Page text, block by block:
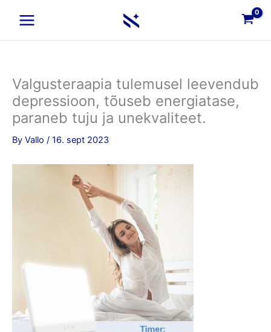
Valgusteraapia tulemusel leevendub
depressioon, tõuseb energiatase,
paraneb tuju ja unekvaliteet.
By Vallo / 16. sept 2023